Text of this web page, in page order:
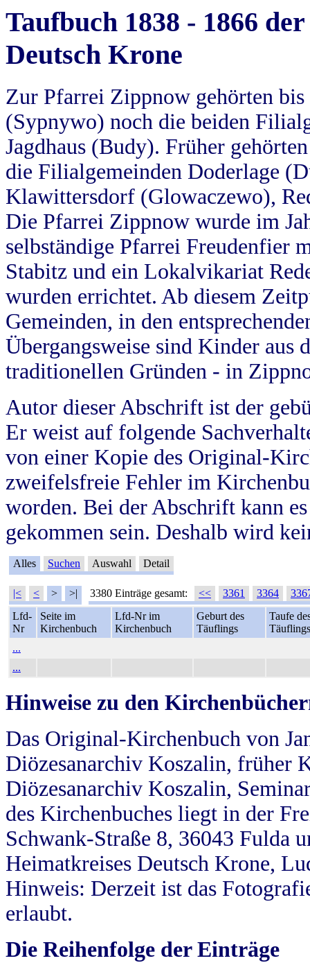
Taufbuch 1838 - 1866
Deutsch Krone
Zur Pfarrei Zippnow gehörten
(Sypnywo) noch die beiden
Jagdhaus (Budy). Früher
die Filialgemeinden Doderlage
Klawittersdorf (Glowaczewo),
Die Pfarrei Zippnow wurde im
selbständige Pfarrei Freudenfier
Stabitz und ein Lokalvikariat
wurden errichtet. Ab diesem
Gemeinden, in den
Übergangsweise sind Kinder aus
traditionellen Gründen - in
Autor dieser Abschrift ist der
Er weist auf folgende
von einer Kopie des Original-
zweifelsfreie Fehler im
worden. Bei der Abschrift kann
gekommen sein. Deshalb wird
Alles Suchen Auswahl Detail
|< < > >| 3380 Einträge gesamt: << 3361 3364
Lfd-
Nr
Seite im
Kirchenbuch
Lfd-Nr im
Kirchenbuch
Geburt des
Täuflings
Taufe
Täuflings
...
...
Hinweise zu den
Das Original-Kirchenbuch von
Diözesanarchiv Koszalin, früher
Diözesanarchiv Koszalin,
des Kirchenbuches liegt in der
Schwank-Straße 8, 36043 Fulda
Heimatkreises Deutsch Krone,
Hinweis: Derzeit ist das
erlaubt.
Die Reihenfolge der Einträge